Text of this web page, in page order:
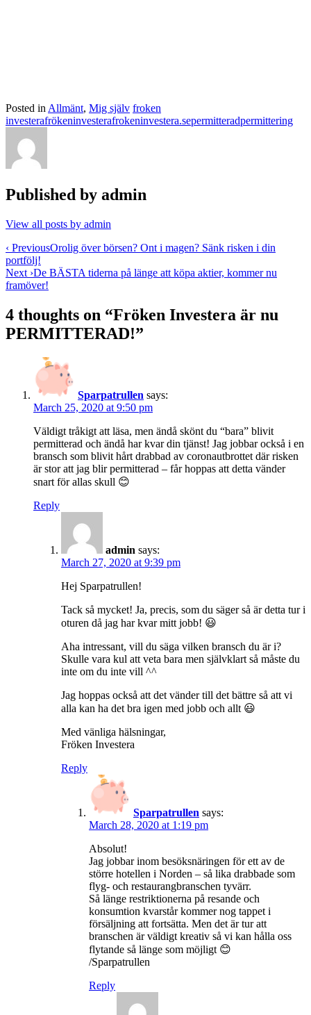
Posted in Allmänt, Mig själv froken
investerafrökeninvesterafrokeninvestera.sepermitteradpermittering
Published by admin
View all posts by admin
Post
navigation
‹ PreviousOrolig över börsen? Ont i magen? Sänk risken i din
portfölj!
Next ›De BÄSTA tiderna på länge att köpa aktier, kommer nu
framöver!
4 thoughts on “Fröken Investera är nu
PERMITTERAD!”
Sparpatrullen says:
March 25, 2020 at 9:50 pm
Väldigt tråkigt att läsa, men ändå skönt du “bara” blivit
permitterad och ändå har kvar din tjänst! Jag jobbar också i en
bransch som blivit hårt drabbad av coronautbrottet där risken
är stor att jag blir permitterad – får hoppas att detta vänder
snart för allas skull 😊
Reply
admin says:
March 27, 2020 at 9:39 pm
Hej Sparpatrullen!
Tack så mycket! Ja, precis, som du säger så är detta tur i
oturen då jag har kvar mitt jobb! 😃
Aha intressant, vill du säga vilken bransch du är i?
Skulle vara kul att veta bara men självklart så måste du
inte om du inte vill ^^
Jag hoppas också att det vänder till det bättre så att vi
alla kan ha det bra igen med jobb och allt 😃
Med vänliga hälsningar,
Fröken Investera
Reply
Sparpatrullen says:
March 28, 2020 at 1:19 pm
Absolut!
Jag jobbar inom besöksnäringen för ett av de
större hotellen i Norden – så lika drabbade som
flyg- och restaurangbranschen tyvärr.
Så länge restriktionerna på resande och
konsumtion kvarstår kommer nog tappet i
försäljning att fortsätta. Men det är tur att
branschen är väldigt kreativ så vi kan hålla oss
flytande så länge som möjligt 😊
/Sparpatrullen
Reply